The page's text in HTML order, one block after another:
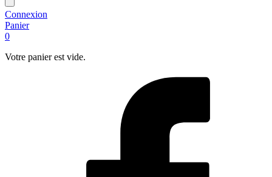
Connexion
Panier
0
Votre panier est vide.